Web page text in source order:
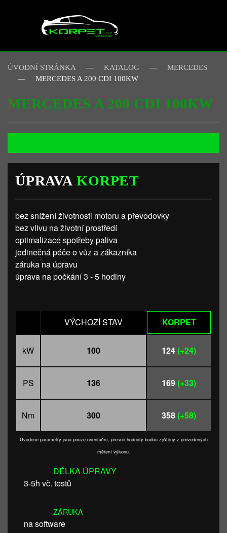
Skip to main content
ÚVODNÍ STRÁNKA KATALOG
MERCEDES
MERCEDES A 200 CDI 100KW
MERCEDES A 200 CDI 100KW
ÚPRAVAKORPET
bez snížení životnosti motoru a převodovky
bez vlivu na životní prostředí
optimalizace spotřeby paliva
jedinečná péče o vůz a zákazníka
záruka na úpravu
úprava na počkání 3 - 5 hodiny
VÝCHOZÍ STAV KORPET
kW 100 124(+24)
PS 136 169(+33)
Nm 300 358(+58)
Uvedené parametry jsou pouze orientační, přesné hodnoty budou zjištěny z provedených
měření výkonu.
DÉLKA ÚPRAVY
3-5h vč. testů
ZÁRUKA
na software